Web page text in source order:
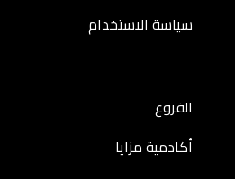
سياسة الاستخدام
الفروع
أكادمية مزايا